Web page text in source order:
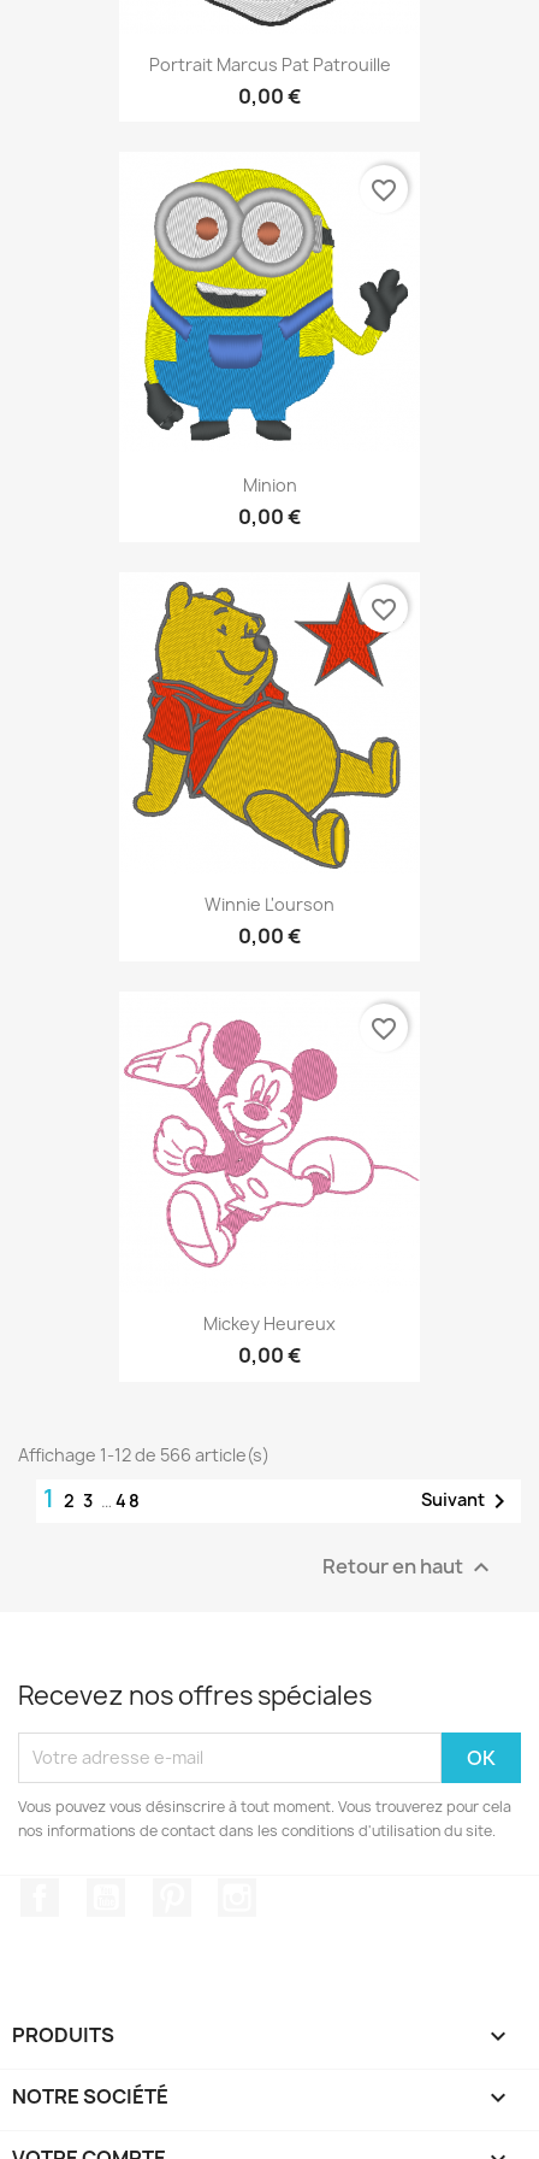
Portrait Marcus Pat Patrouille
0,00 €
Minion
0,00 €
favorite_border
Winnie L'ourson
0,00 €
favorite_border
Mickey Heureux
0,00 €
favorite_border
Affichage 1-12 de 566 article(s)
1 2 3 … 48 Suivant 
Retour en haut 
Recevez nos offres spéciales
Vous pouvez vous désinscrire à tout moment. Vous trouverez pour cela
nos informations de contact dans les conditions d'utilisation du site.
PRODUITS 
NOTRE SOCIÉTÉ 